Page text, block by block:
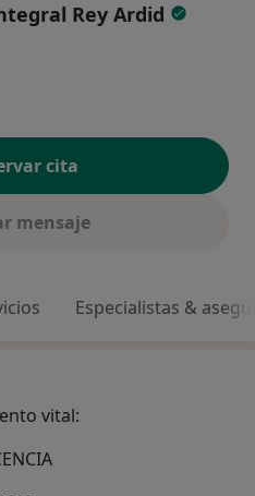
Rey Ardid
cita
mensaje
Especialistas &
vital: